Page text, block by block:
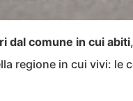
dal comune in cui abiti
regione in cui vivi: le